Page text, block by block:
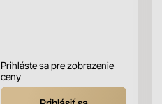
Prihláste sa pre zobrazenie
ceny